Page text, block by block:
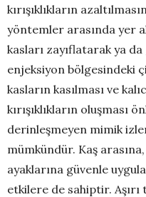
kırışıklıkların
yöntemler arasında yer
kasları zayıflatarak ya
enjeksiyon bölgesindeki
kasların kasılması ve
kırışıklıkların oluşması
derinleşmeyen mimik
mümkündür. Kaş
ayaklarına güvenle
etkilere de sahiptir.